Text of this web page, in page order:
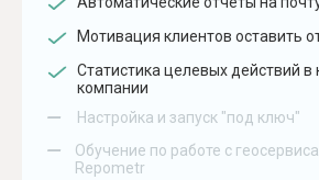
Мотивация клиентов оставить
Статистика целевых действий в
компании
– Настройка и запуск "под ключ"
–
Обучение по работе с
Repometr